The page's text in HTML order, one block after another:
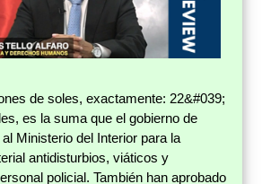
de soles, exactamente: 22&#039;
es la suma que el gobierno de
Ministerio del Interior para la
antidisturbios, viáticos y
policial. También han aprobado